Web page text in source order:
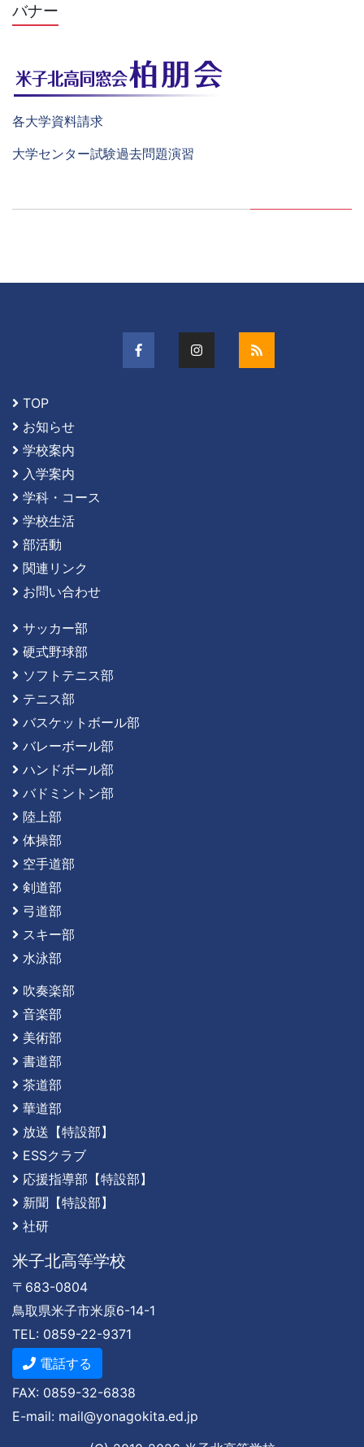
バナー
各大学資料請求
大学センター試験過去問題演習
TOP
お知らせ
学校案内
入学案内
学科・コース
学校生活
部活動
関連リンク
お問い合わせ
サッカー部
硬式野球部
ソフトテニス部
テニス部
バスケットボール部
バレーボール部
ハンドボール部
バドミントン部
陸上部
体操部
空手道部
剣道部
弓道部
スキー部
水泳部
吹奏楽部
音楽部
美術部
書道部
茶道部
華道部
放送【特設部】
ESSクラブ
応援指導部【特設部】
新聞【特設部】
社研
米子北高等学校
〒683-0804
鳥取県米子市米原6-14-1
TEL: 0859-22-9371
電話する
FAX: 0859-32-6838
E-mail: mail@yonagokita.ed.jp